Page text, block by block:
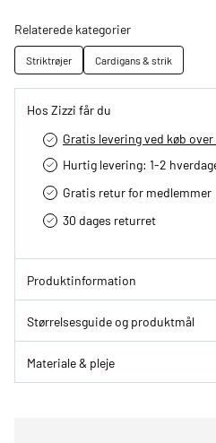
Relaterede kategorier
Striktrøjer Cardigans & strik
Hos Zizzi får du
Gratis levering ved køb
Hurtig levering­: 1-2
Gratis retur for medlemmer
30 dages returret
Produktinformation
Størrelsesguide og produktmål
Materiale & pleje